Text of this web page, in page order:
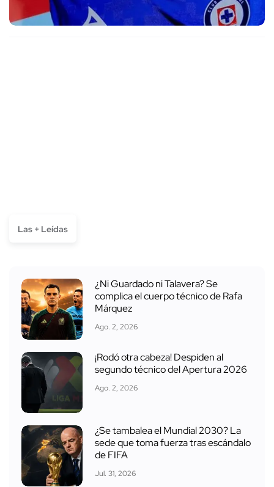
Las + Leídas
¿Ni Guardado ni Talavera? Se
complica el cuerpo técnico de Rafa
Márquez
Ago. 2, 2026
¡Rodó otra cabeza! Despiden al
segundo técnico del Apertura 2026
Ago. 2, 2026
¿Se tambalea el Mundial 2030? La
sede que toma fuerza tras escándalo
de FIFA
Jul. 31, 2026